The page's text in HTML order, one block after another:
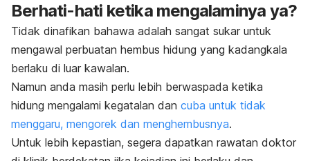
Berhati-hati ketika mengalaminya ya?
Tidak dinafikan bahawa adalah sangat sukar untuk
mengawal perbuatan hembus hidung yang kadangkala
berlaku di luar kawalan.
Namun anda masih perlu lebih berwaspada ketika
hidung mengalami kegatalan dan cuba untuk tidak
menggaru, mengorek dan menghembusnya.
Untuk lebih kepastian, segera dapatkan rawatan doktor